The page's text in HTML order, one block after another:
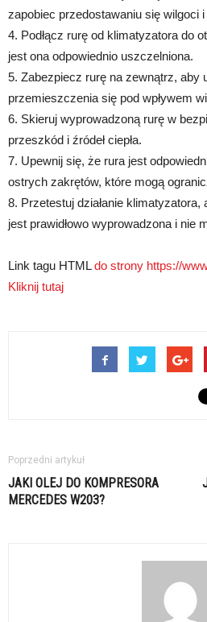
zapobiec przedostawaniu się wilgoci i
4. Podłącz rurę od klimatyzatora do
jest ona odpowiednio uszczelniona.
5. Zabezpiecz rurę na zewnątrz, aby
przemieszczenia się pod wpływem
6. Skieruj wyprowadzoną rurę w
przeszkód i źródeł ciepła.
7. Upewnij się, że rura jest
ostrych zakrętów, które mogą
8. Przetestuj działanie
jest prawidłowo wyprowadzona i nie
Link tagu HTMLdo strony https://
Kliknij tutaj
Poprzedni artykuł
JAKI OLEJ DO KOMPRESORA
MERCEDES W203?